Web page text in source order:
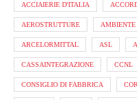
ACCIAIERIE D'ITALIA
AEROSTRUTTURE AMBIENTE
ARCELORMITTAL ASL
CASSAINTEGRAZIONE CCNL
CONSIGLIO DI FABBRICA